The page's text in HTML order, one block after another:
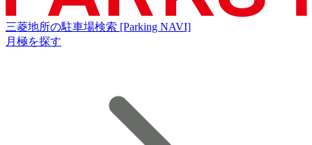
三菱地所の駐車場検索 [Parking NAVI]
月極を探す